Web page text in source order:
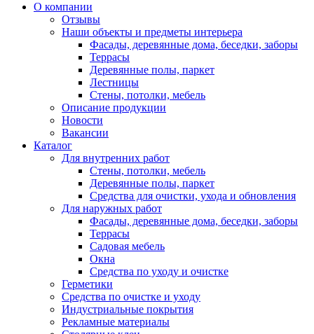
О компании
Отзывы
Наши объекты и предметы интерьера
Фасады, деревянные дома, беседки, заборы
Террасы
Деревянные полы, паркет
Лестницы
Стены, потолки, мебель
Описание продукции
Новости
Вакансии
Каталог
Для внутренних работ
Стены, потолки, мебель
Деревянные полы, паркет
Средства для очистки, ухода и обновления
Для наружных работ
Фасады, деревянные дома, беседки, заборы
Террасы
Садовая мебель
Окна
Средства по уходу и очистке
Герметики
Средства по очистке и уходу
Индустриальные покрытия
Рекламные материалы